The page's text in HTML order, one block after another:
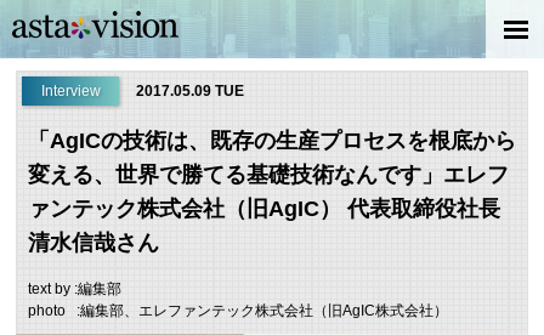
Interview 2017.05.09 TUE
「AgICの技術は、既存の生産プロセスを根底から
変える、世界で勝てる基礎技術なんです」エレフ
ァンテック株式会社（旧AgIC） 代表取締役社長
清水信哉さん
text by :編集部
photo :編集部、エレファンテック株式会社（旧AgIC株式会社）